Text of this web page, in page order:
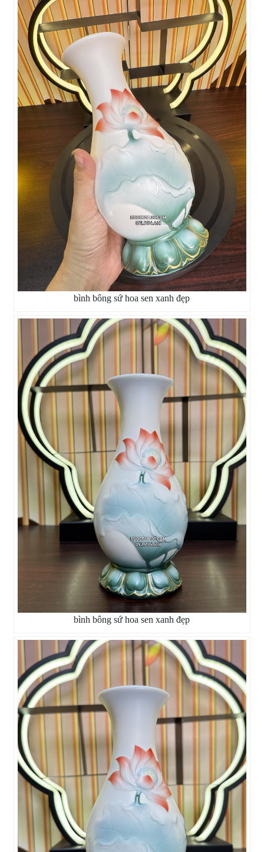
bình bông sứ hoa sen xanh đẹp
bình bông sứ hoa sen xanh đẹp